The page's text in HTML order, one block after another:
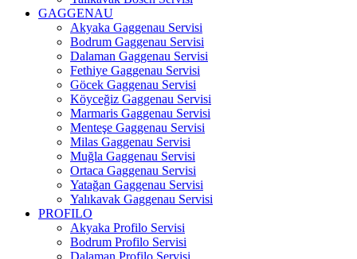
GAGGENAU
Akyaka Gaggenau Servisi
Bodrum Gaggenau Servisi
Dalaman Gaggenau Servisi
Fethiye Gaggenau Servisi
Göcek Gaggenau Servisi
Köyceğiz Gaggenau Servisi
Marmaris Gaggenau Servisi
Menteşe Gaggenau Servisi
Milas Gaggenau Servisi
Muğla Gaggenau Servisi
Ortaca Gaggenau Servisi
Yatağan Gaggenau Servisi
Yalıkavak Gaggenau Servisi
PROFILO
Akyaka Profilo Servisi
Bodrum Profilo Servisi
Dalaman Profilo Servisi